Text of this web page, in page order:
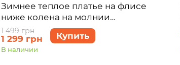
Зимнее теплое платье на флисе
ниже колена на молнии
фиолетовый Merlini Антони
700001045, размер 54-56 (4XL-5XL)
1 499 грн
1 299 грн Купить
В наличии